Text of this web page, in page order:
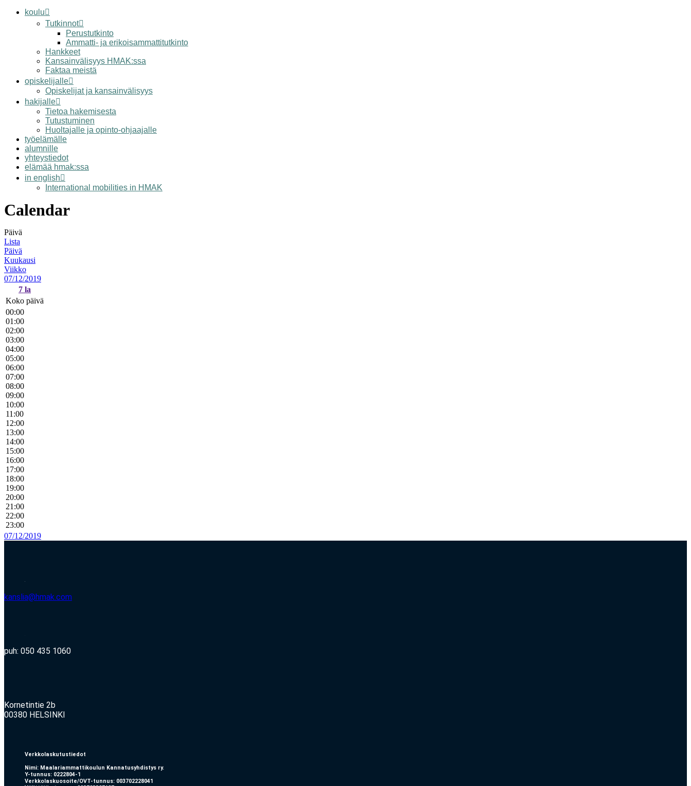
koulu
Tutkinnot
Perustutkinto
Ammatti- ja erikoisammattitutkinto
Hankkeet
Kansainvälisyys HMAK:ssa
Faktaa meistä
opiskelijalle
Opiskelijat ja kansainvälisyys
hakijalle
Tietoa hakemisesta
Tutustuminen
Huoltajalle ja opinto-ohjaajalle
työelämälle
alumnille
yhteystiedot
elämää hmak:ssa
in english
International mobilities in HMAK
Calendar
Päivä
Lista
Päivä
Kuukausi
Viikko
07/12/2019
7 la
Koko päivä
00:00
01:00
02:00
03:00
04:00
05:00
06:00
07:00
08:00
09:00
10:00
11:00
12:00
13:00
14:00
15:00
16:00
17:00
18:00
19:00
20:00
21:00
22:00
23:00
07/12/2019
kanslia@hmak.com
puh: 050 435 1060
Kornetintie 2b
00380 HELSINKI
Verkkolaskutustiedot
Nimi: Maalariammattikoulun Kannatusyhdistys ry.
Y-tunnus: 0222804-1
Verkkolaskuosoite/OVT-tunnus: 003702228041